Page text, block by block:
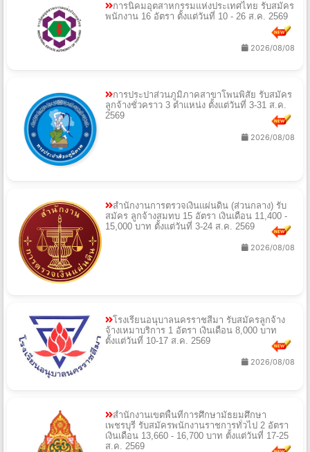
การนิคมอุตสาหกรรมแห่งประเทศไทย รับสมัคร
พนักงาน 16 อัตรา ตั้งแต่วันที่ 10 - 26 ส.ค. 2569
2026/08/08
การประปาส่วนภูมิภาคสาขาโพนพิสัย รับสมัคร
ลูกจ้างชั่วคราว 3 ตำแหน่ง ตั้งแต่วันที่ 3-31 ส.ค.
2569
2026/08/08
สำนักงานการตรวจเงินแผ่นดิน (ส่วนกลาง) รับ
สมัคร ลูกจ้างสมทบ 15 อัตรา เงินเดือน 11,400 -
15,000 บาท ตั้งแต่วันที่ 3-24 ส.ค. 2569
2026/08/08
โรงเรียนอนุบาลนครราชสีมา รับสมัครลูกจ้าง
จ้างเหมาบริการ 1 อัตรา เงินเดือน 8,000 บาท
ตั้งแต่วันที่ 10-17 ส.ค. 2569
2026/08/08
สำนักงานเขตพื้นที่การศึกษามัธยมศึกษา
เพชรบุรี รับสมัครพนักงานราชการทั่วไป 2 อัตรา
เงินเดือน 13,660 - 16,700 บาท ตั้งแต่วันที่ 17-25
ส.ค. 2569